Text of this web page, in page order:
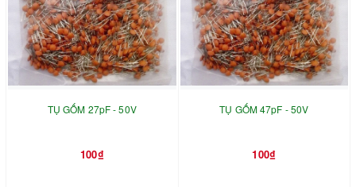
TỤ GỐM 27pF - 50V
100₫
TỤ GỐM 47pF - 50V
100₫